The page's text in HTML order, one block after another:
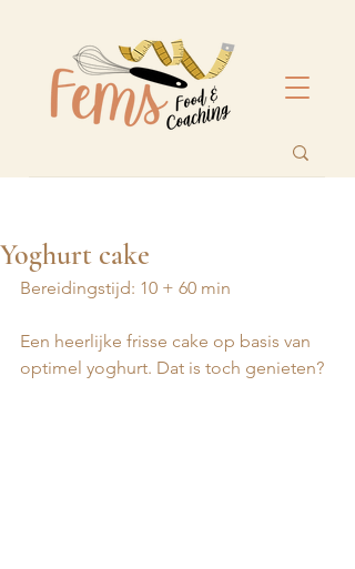
Yoghurt cake
Bereidingstijd: 10 + 60 min
Een heerlijke frisse cake op basis van
optimel yoghurt. Dat is toch genieten?